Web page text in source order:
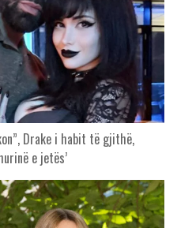
Drake i habit të gjithë,
e jetës’